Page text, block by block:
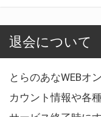
退会について
とらのあなWEBオ
カウント情報や各